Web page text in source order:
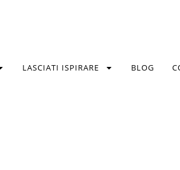
LASCIATI ISPIRARE BLOG